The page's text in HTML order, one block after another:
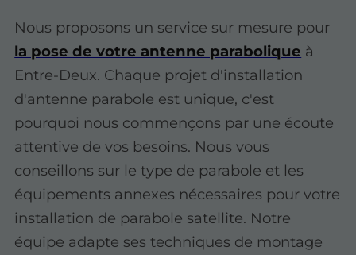
Nous proposons un service sur mesure pour
la pose de votre antenne parabolique à
Entre-Deux. Chaque projet d'installation
d'antenne parabole est unique, c'est
pourquoi nous commençons par une écoute
attentive de vos besoins. Nous vous
conseillons sur le type de parabole et les
équipements annexes nécessaires pour votre
installation de parabole satellite. Notre
équipe adapte ses techniques de montage